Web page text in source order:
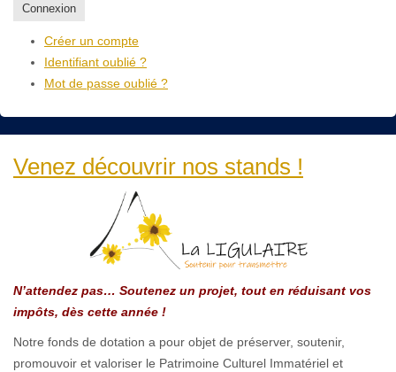
Connexion
Créer un compte
Identifiant oublié ?
Mot de passe oublié ?
Venez découvrir nos stands !
N’attendez pas… Soutenez un projet, tout en réduisant vos
impôts, dès cette année !
Notre fonds de dotation a pour objet de préserver, soutenir,
promouvoir et valoriser le Patrimoine Culturel Immatériel et